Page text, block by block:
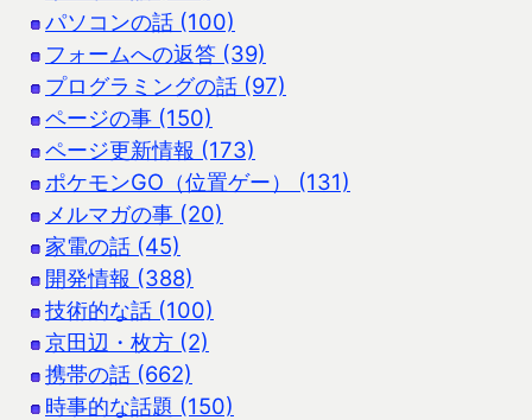
パソコンの話 (100)
フォームへの返答 (39)
プログラミングの話 (97)
ページの事 (150)
ページ更新情報 (173)
ポケモンGO（位置ゲー） (131)
メルマガの事 (20)
家電の話 (45)
開発情報 (388)
技術的な話 (100)
京田辺・枚方 (2)
携帯の話 (662)
時事的な話題 (150)